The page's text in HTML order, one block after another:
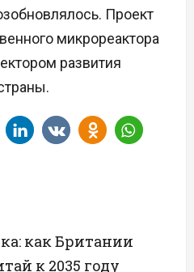
Проект
микрореактора
развития
как Британии
к 2035 году